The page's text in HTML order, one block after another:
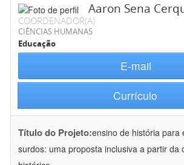
Aaron Sena
COORDENADOR(A)
CIÊNCIAS HUMANAS
Educação
E-mail
Currículo
Título do Projeto:ensino de história para
surdos: uma proposta inclusiva a partir da